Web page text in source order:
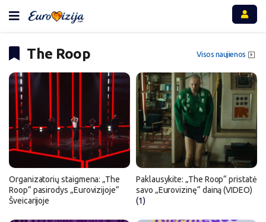
The Roop Visos naujienos
Organizatorių staigmena: „The
Roop“ pasirodys „Eurovizijoje“
Šveicarijoje
Paklausykite: „The Roop“ pristatė
savo „Eurovizinę“ dainą (VIDEO)
(1)